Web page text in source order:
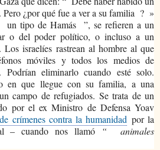
Pero ¿por qué fue a ver a su familia ? »
un tipo de Hamás
”, se refieren a un
o del poder político, o incluso a un
israelíes rastrean al hombre al que
móviles y todos los medios de
Podrían eliminarlo cuando esté solo.
en que llegue con su familia, a una
campo de refugiados. Se trata de un
por el ex Ministro de Defensa Yoav
crímenes contra la humanidad por la
– cuando nos llamó “
animales